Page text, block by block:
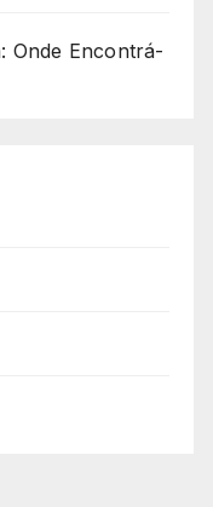
Onde Encontrá-